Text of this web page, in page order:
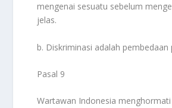
mengenai sesuatu sebelum
jelas.
b. Diskriminasi adalah pembedaan
Pasal 9
Wartawan Indonesia